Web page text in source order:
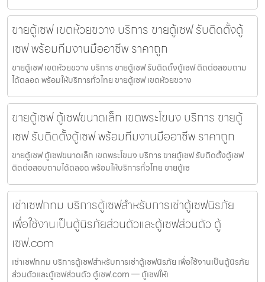
ขายตู้เซฟ เขตห้วยขวาง บริการ ขายตู้เซฟ รับติดตั้งตู้
เซฟ พร้อมทีมงานมืออาชีพ ราคาถูก
ขายตู้เซฟ เขตห้วยขวาง บริการ ขายตู้เซฟ รับติดตั้งตู้เซฟ ติดต่อสอบถาม
ได้ตลอด พร้อมให้บริการทั่วไทย ขายตู้เซฟ เขตห้วยขวาง
ขายตู้เซฟ ตู้เซฟขนาดเล็ก เขตพระโขนง บริการ ขายตู้
เซฟ รับติดตั้งตู้เซฟ พร้อมทีมงานมืออาชีพ ราคาถูก
ขายตู้เซฟ ตู้เซฟขนาดเล็ก เขตพระโขนง บริการ ขายตู้เซฟ รับติดตั้งตู้เซฟ
ติดต่อสอบถามได้ตลอด พร้อมให้บริการทั่วไทย ขายตู้เซ
เช่าเซฟกทม บริการตู้เซฟสำหรับการเช่าตู้เซฟนิรภัย
เพื่อใช้งานเป็นตู้นิรภัยส่วนตัวและตู้เซฟส่วนตัว ตู้
เซฟ.com
เช่าเซฟกทม บริการตู้เซฟสำหรับการเช่าตู้เซฟนิรภัย เพื่อใช้งานเป็นตู้นิรภัย
ส่วนตัวและตู้เซฟส่วนตัว ตู้เซฟ.com — ตู้เซฟให้เ